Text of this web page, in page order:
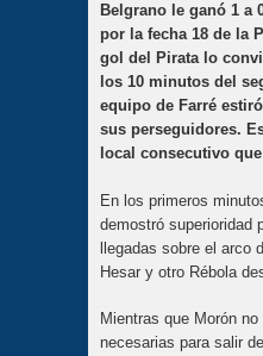
Belgrano le ganó 1 a
por la fecha 18 de la
gol del Pirata lo
los 10 minutos del
equipo de Farré
sus perseguidores.
local consecutivo
En los primeros
demostró superioridad
llegadas sobre el arco
Hesar y otro Rébola
Mientras que Morón
necesarias para salir